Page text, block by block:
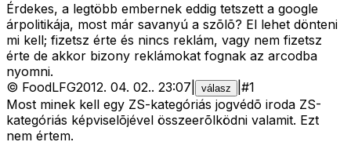
Érdekes, a legtöbb embernek eddig tetszett a google
árpolitikája, most már savanyú a szõlõ? El lehet dönteni
mi kell; fizetsz érte és nincs reklám, vagy nem fizetsz
érte de akkor bizony reklámokat fognak az arcodba
nyomni.
© FoodLFG2012. 04. 02.. 23:07 válasz #1
Most minek kell egy ZS-kategóriás jogvédõ iroda ZS-
kategóriás képviselõjével összeerõlködni valamit. Ezt
nem értem.